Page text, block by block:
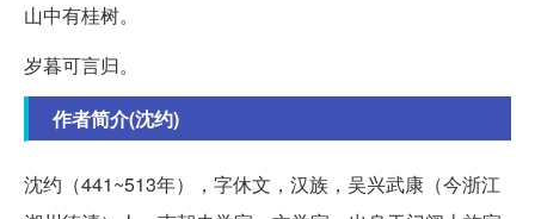
山中有桂树。
岁暮可言归。
作者简介(沈约)
沈约（441~513年），字休文，汉族，吴兴武康（今浙江